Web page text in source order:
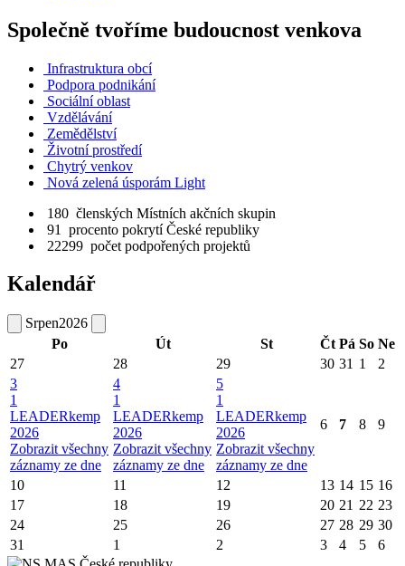
Společně tvoříme budoucnost venkova
Infrastruktura obcí
Podpora podnikání
Sociální oblast
Vzdělávání
Zemědělství
Životní prostředí
Chytrý venkov
Nová zelená úsporám Light
180 členských Místních akčních skupin
91
procento pokrytí České republiky
22299 počet podpořených projektů
Kalendář
Srpen2026
Po
Út St Čt Pá So Ne
27
28 29 30 31 1
2
3
1
LEADERkemp
2026
Zobrazit všechny
záznamy ze dne
4
1
LEADERkemp
2026
Zobrazit všechny
záznamy ze dne
5
1
LEADERkemp
2026
Zobrazit všechny
záznamy ze dne
6 7 8 9
10 11 12 13 14 15 16
17
18 19 20 21 22 23
24
25 26 27 28 29 30
31
1 2 3 4 5 6